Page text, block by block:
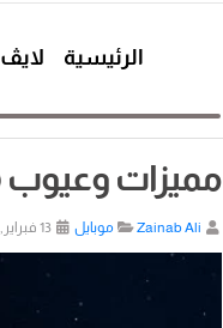
الرئيسية لايڤ
مميزات وعيوب Realme 9 Pro +
Zainab Ali موبايل